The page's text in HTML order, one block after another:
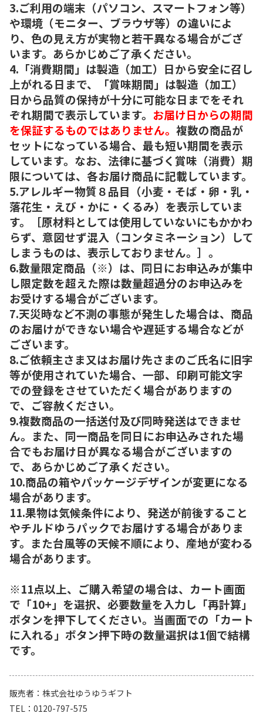
3.ご利用の端末（パソコン、スマートフォン等）
や環境（モニター、ブラウザ等）の違いによ
り、色の見え方が実物と若干異なる場合がござ
います。あらかじめご了承ください。
4.「消費期間」は製造（加工）日から安全に召し
上がれる日まで、「賞味期間」は製造（加工）
日から品質の保持が十分に可能な日までをそれ
ぞれ期間で表示しています。 お届け日からの期間
を保証するものではありません。 複数の商品が
セットになっている場合、最も短い期間を表示
しています。なお、法律に基づく賞味（消費）期
限については、各お届け商品に記載しています。
5.アレルギー物質８品目（小麦・そば・卵・乳・
落花生・えび・かに・くるみ）を表示していま
す。［原材料としては使用していないにもかかわ
らず、意図せず混入（コンタミネーション）して
しまうものは、表示しておりません。］。
6.数量限定商品（※）は、同日にお申込みが集中
し限定数を超えた際は数量超過分のお申込みを
お受けする場合がございます。
7.天災時など不測の事態が発生した場合は、商品
のお届けができない場合や遅延する場合などが
ございます。
8.ご依頼主さま又はお届け先さまのご氏名に旧字
等が使用されていた場合、一部、印刷可能文字
での登録をさせていただく場合がありますの
で、ご容赦ください。
9.複数商品の一括送付及び同時発送はできませ
ん。また、同一商品を同日にお申込みされた場
合でもお届け日が異なる場合がございますの
で、あらかじめご了承ください。
10.商品の箱やパッケージデザインが変更になる
場合があります。
11.果物は気候条件により、発送が前後すること
やチルドゆうパックでお届けする場合がありま
す。また台風等の天候不順により、産地が変わる
場合があります。
※11点以上、ご購入希望の場合は、カート画面
で「10+」を選択、必要数量を入力し「再計算」
ボタンを押下してください。当画面での「カート
に入れる」ボタン押下時の数量選択は1個で結構
です。
販売者
株式会社ゆうゆうギフト
TEL
0120-797-575